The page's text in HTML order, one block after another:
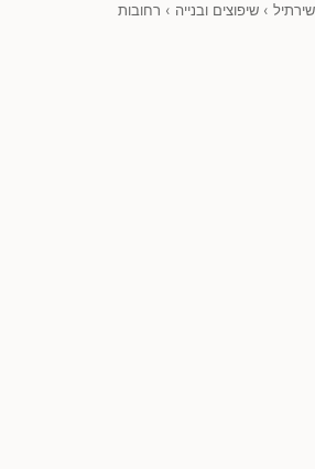
שירתיל › שיפוצים ובנייה › רחובות